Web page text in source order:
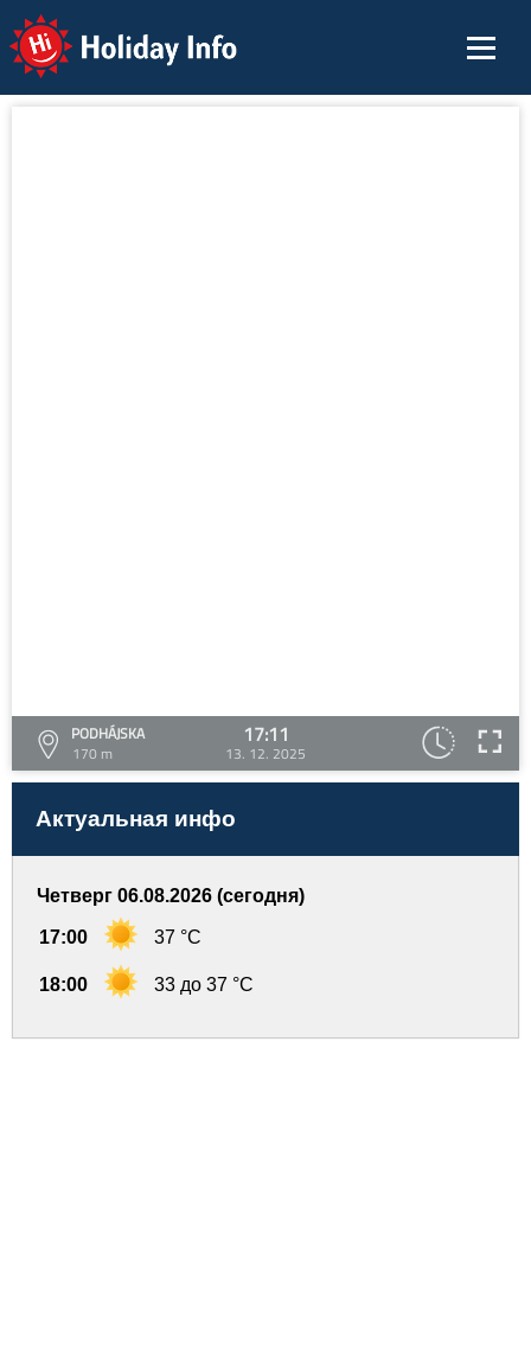
Holiday Info
PODHÁJSKA
170 m
17:11
13. 12. 2025
Актуальная инфо
Четверг 06.08.2026 (сегодня)
17:00 37 °C
18:00 33 до 37 °C